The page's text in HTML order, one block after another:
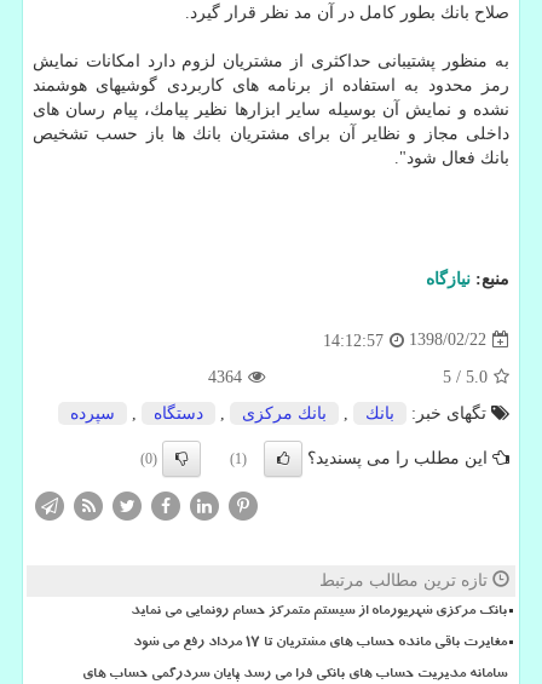
صلاح بانك بطور كامل در آن مد نظر قرار گیرد.
به منظور پشتیبانی حداكثری از مشتریان لزوم دارد امكانات نمایش
رمز محدود به استفاده از برنامه های كاربردی گوشیهای هوشمند
نشده و نمایش آن بوسیله سایر ابزارها نظیر پیامك، پیام رسان های
داخلی مجاز و نظایر آن برای مشتریان بانك ها باز حسب تشخیص
بانك فعال شود".
منبع: نیازگاه
1398/02/22
14:12:57
5.0
/
5
4364
تگهای خبر:
بانك بانك مركزی دستگاه سپرده
این مطلب را می پسندید؟ (1)
(0)
تازه ترین مطالب مرتبط
بانک مرکزی شهریورماه از سیستم متمرکز حسام رونمایی می نماید
مغایرت باقی مانده حساب های مشتریان تا 17 مرداد رفع می شود
سامانه مدیریت حساب های بانکی فرا می رسد پایان سردرگمی حساب های